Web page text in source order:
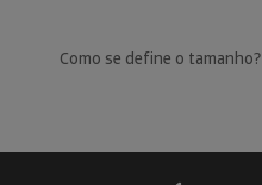
Como se define o tamanho?